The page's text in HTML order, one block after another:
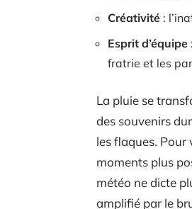
Créativité :
Esprit d’équipe
fratrie et les
La pluie se
des souvenirs
les flaques. Pour
moments plus
météo ne dicte
amplifié par le